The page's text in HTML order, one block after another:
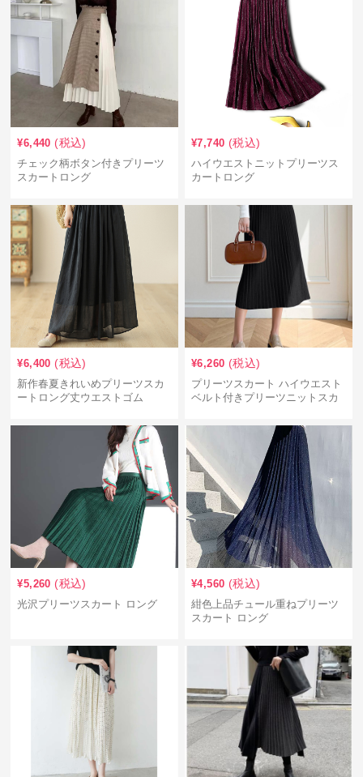
¥6,440 (税込)
チェック柄ボタン付きプリーツ
スカートロング
¥7,740 (税込)
ハイウエストニットプリーツス
カートロング
¥6,400 (税込)
新作春夏きれいめプリーツスカ
ートロング丈ウエストゴム
¥6,260 (税込)
プリーツスカート ハイウエスト
ベルト付きプリーツニットスカ
¥5,260 (税込)
光沢プリーツスカート ロング
¥4,560 (税込)
紺色上品チュール重ねプリーツ
スカート ロング